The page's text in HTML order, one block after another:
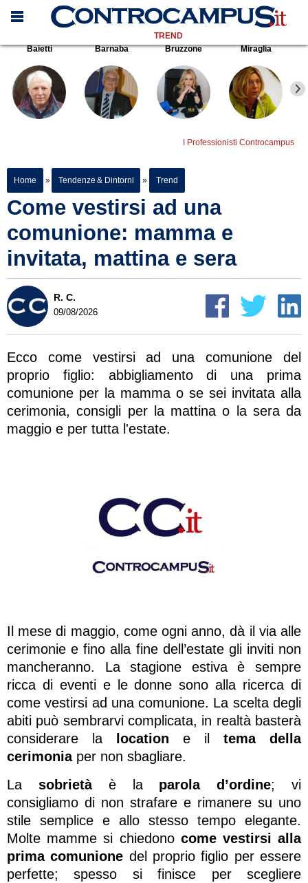
TREND
Baietti
Barnaba Bruzzone Miraglia
I Professionisti Controcampus
Home » Tendenze & Dintorni » Trend
Come vestirsi ad una
comunione: mamma e
invitata, mattina e sera
R. C.
09/08/2026
Ecco come vestirsi ad una comunione del
proprio figlio: abbigliamento di una prima
comunione per la mamma o se sei invitata alla
cerimonia, consigli per la mattina o la sera da
maggio e per tutta l'estate.
Il mese di maggio, come ogni anno, dà il via alle
cerimonie e fino alla fine dell’estate gli inviti non
mancheranno. La stagione estiva è sempre
ricca di eventi e le donne sono alla ricerca di
come vestirsi ad una comunione. La scelta degli
abiti può sembrarvi complicata, in realtà basterà
considerare la
ocation e il tema della
cerimoniaper non sbagliare.
La sobrietàè la parola d’ordine; vi
consigliamo di non strafare e rimanere su uno
stile semplice e allo stesso tempo elegante.
Molte mamme si chiedono come vestirsi alla
prima comunione del proprio figlio per essere
perfette; spesso si finisce per scegliere